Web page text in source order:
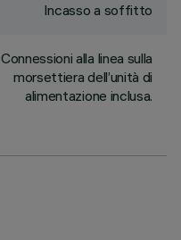
Incasso a soffitto
Connessioni alla linea sulla
morsettiera dell’unità di
alimentazione inclusa.